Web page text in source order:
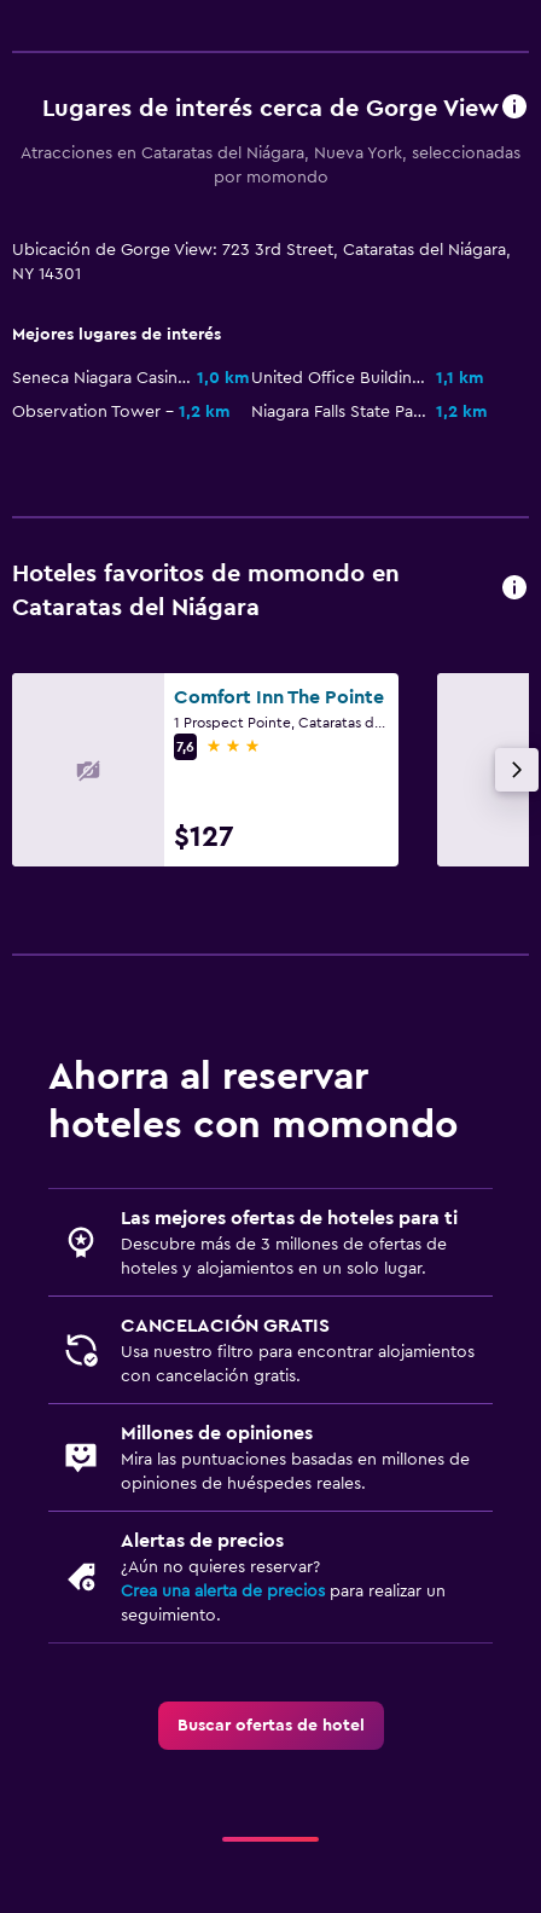
Habitación
Zona de trabajo
Recepción 24 horas
Lugares de interés cerca de Gorge View
Atracciones en Cataratas del Niágara, Nueva York, seleccionadas
por momondo
Ubicación de Gorge View: 723 3rd Street, Cataratas del Niágara,
NY 14301
Mejores lugares de interés
Seneca Niagara Casino 1,0 km United Office Building
1,1 km
Observation Tower
1,2 km Niagara Falls State Park 1,2 km
Hoteles favoritos de momondo en
Cataratas del Niágara
Comfort Inn The Pointe
7,6
3 estrellas
$127
Ahorra al reservar
hoteles con momondo
Las mejores ofertas de hoteles para ti
Descubre más de 3 millones de ofertas de
hoteles y alojamientos en un solo lugar.
CANCELACIÓN GRATIS
Usa nuestro filtro para encontrar alojamientos
con cancelación gratis.
Millones de opiniones
Mira las puntuaciones basadas en millones de
opiniones de huéspedes reales.
Alertas de precios
¿Aún no quieres reservar?
Crea una alerta de precios para realizar un
seguimiento.
Buscar ofertas de hotel